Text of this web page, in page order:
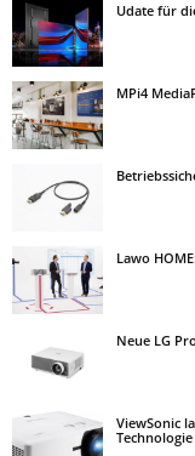
Udate für
MPi4
Lawo
Neue LG
ViewSonic
Technologie